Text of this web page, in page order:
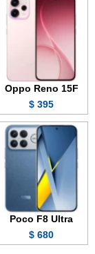
Oppo Reno 15F
395 $
Poco F8 Ultra
680 $